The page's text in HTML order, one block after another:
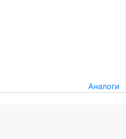
Аналоги